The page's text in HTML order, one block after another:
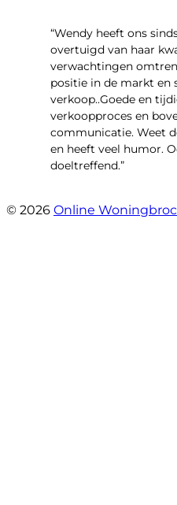
“Wendy heeft ons
overtuigd van haar
verwachtingen
positie in de markt en
verkoop..Goede en
verkoopproces en
communicatie. Weet
en heeft veel humor.
doeltreffend.”
© 2026 Online